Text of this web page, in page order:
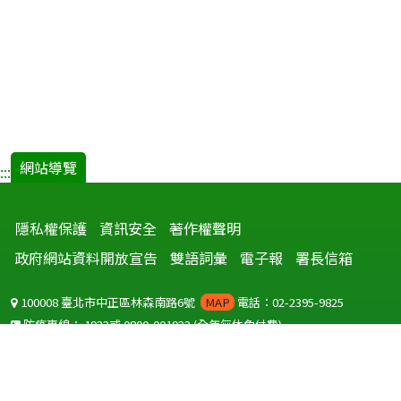
::: 網站導覽
隱私權保護 資訊安全 著作權聲明
政府網站資料開放宣告
雙語詞彙 電子報 署長信箱
100008 臺北市中正區林森南路6號 MAP 電話：02-2395-9825
防疫專線：1922或0800-001922(全年無休免付費)